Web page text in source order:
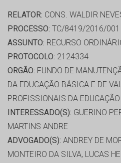
RELATOR: CONS. WALDIR
PROCESSO: TC/8419/2016/001
ASSUNTO: RECURSO
PROTOCOLO: 2124334
ORGÃO: FUNDO DE
DA EDUCAÇÃO BÁSICA E DE
PROFISSIONAIS DA
INTERESSADO(S): GUERINO
MARTINS ANDRE
ADVOGADO(S): ANDREY DE
MONTEIRO DA SILVA, LUCAS